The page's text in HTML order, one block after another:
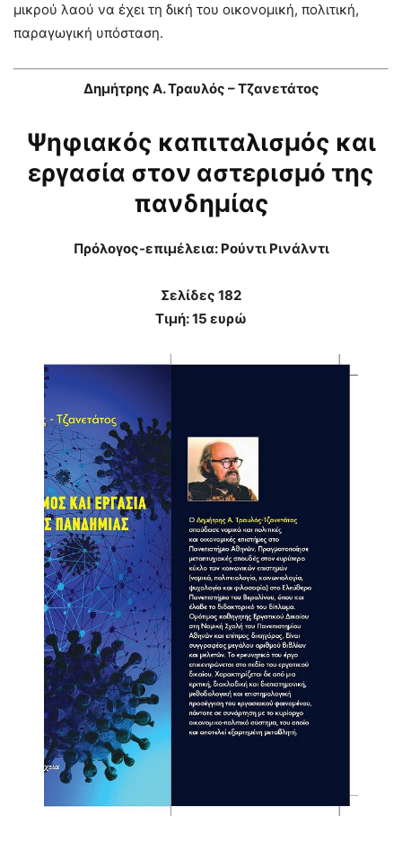
μικρού λαού να έχει τη δική του οικονομική, πολιτική,
παραγωγική υπόσταση.
Δημήτρης Α. Τραυλός – Τζανετάτος
Ψηφιακός καπιταλισμός και
εργασία στον αστερισμό της
πανδημίας
Πρόλογος-επιμέλεια: Ρούντι Ρινάλντι
Σελίδες 182
Τιμή: 15 ευρώ